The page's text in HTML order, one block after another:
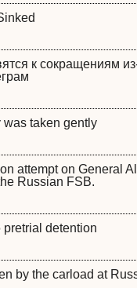
к сокращениям
was taken gently
attempt on General
Russian FSB.
detention
by the carload at